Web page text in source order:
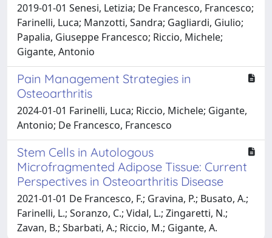
2019-01-01 Senesi, Letizia; De Francesco, Francesco;
Farinelli, Luca; Manzotti, Sandra; Gagliardi, Giulio;
Papalia, Giuseppe Francesco; Riccio, Michele;
Gigante, Antonio
Pain Management Strategies in
Osteoarthritis
2024-01-01 Farinelli, Luca; Riccio, Michele; Gigante,
Antonio; De Francesco, Francesco
Stem Cells in Autologous
Microfragmented Adipose Tissue: Current
Perspectives in Osteoarthritis Disease
2021-01-01 De Francesco, F.; Gravina, P.; Busato, A.;
Farinelli, L.; Soranzo, C.; Vidal, L.; Zingaretti, N.;
Zavan, B.; Sbarbati, A.; Riccio, M.; Gigante, A.